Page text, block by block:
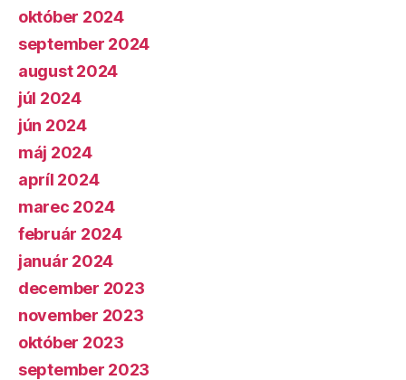
október 2024
september 2024
august 2024
júl 2024
jún 2024
máj 2024
apríl 2024
marec 2024
február 2024
január 2024
december 2023
november 2023
október 2023
september 2023